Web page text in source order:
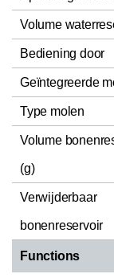
Volume
Bediening door
Geïntegreerde
Type molen
Volume
(g)
Verwijderbaar
bonenreservoir
Functions